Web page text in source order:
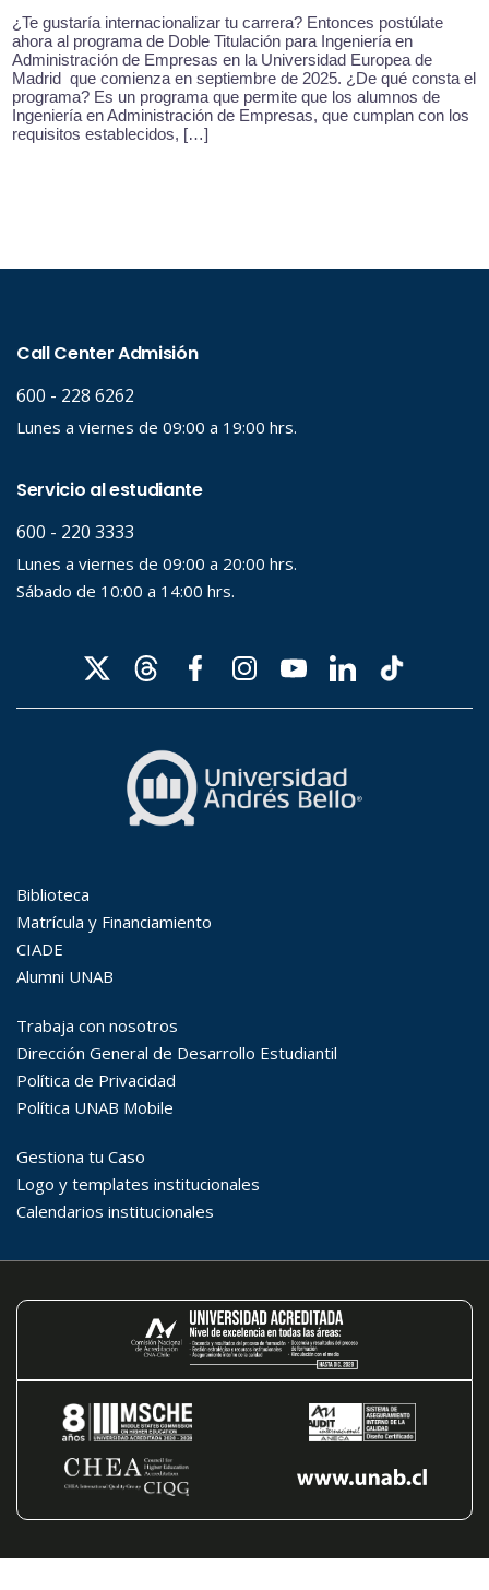
¿Te gustaría internacionalizar tu carrera? Entonces postúlate
ahora al programa de Doble Titulación para Ingeniería en
Administración de Empresas en la Universidad Europea de
Madrid que comienza en septiembre de 2025. ¿De qué consta el
programa? Es un programa que permite que los alumnos de
Ingeniería en Administración de Empresas, que cumplan con los
requisitos establecidos, […]